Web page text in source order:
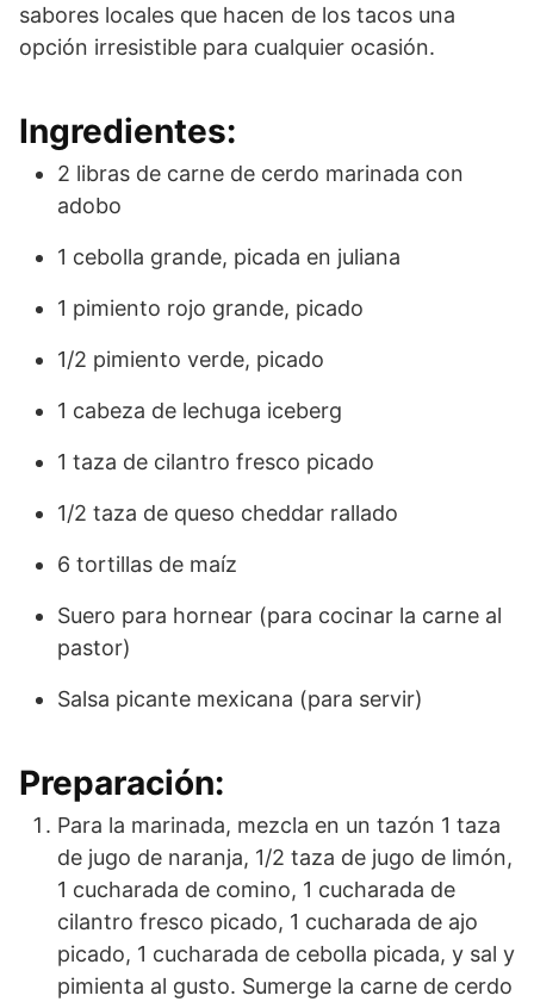
sabores locales que hacen de los tacos una
opción irresistible para cualquier ocasión.
Ingredientes:
2 libras de carne de cerdo marinada con
adobo
1 cebolla grande, picada en juliana
1 pimiento rojo grande, picado
1/2 pimiento verde, picado
1 cabeza de lechuga iceberg
1 taza de cilantro fresco picado
1/2 taza de queso cheddar rallado
6 tortillas de maíz
Suero para hornear (para cocinar la carne al
pastor)
Salsa picante mexicana (para servir)
Preparación:
Para la marinada, mezcla en un tazón 1 taza
de jugo de naranja, 1/2 taza de jugo de limón,
1 cucharada de comino, 1 cucharada de
cilantro fresco picado, 1 cucharada de ajo
picado, 1 cucharada de cebolla picada, y sal y
pimienta al gusto. Sumerge la carne de cerdo